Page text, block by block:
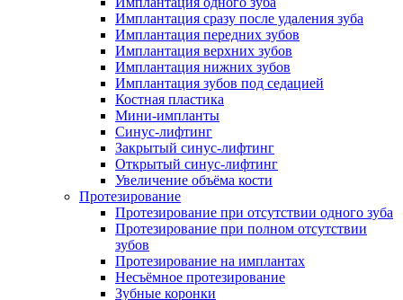
Имплантация сразу после удаления зуба
Имплантация передних зубов
Имплантация верхних зубов
Имплантация нижних зубов
Имплантация зубов под седацией
Костная пластика
Мини-импланты
Синус-лифтинг
Закрытый синус-лифтинг
Открытый синус-лифтинг
Увеличение объёма кости
Протезирование
Протезирование при отсутствии одного зуба
Протезирование при полном отсутствии
зубов
Протезирование на имплантах
Несъёмное протезирование
Зубные коронки